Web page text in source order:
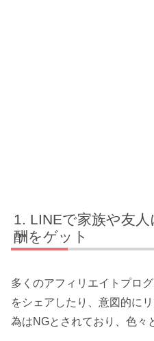
LINEで家族や友
酬をゲット
多くのアフィリエイトプロ
をシェアしたり、意図的に
為はNGとされており、色々